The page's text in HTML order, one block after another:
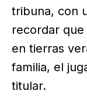
tribuna, con
recordar
en tierras
familia, el
titular.